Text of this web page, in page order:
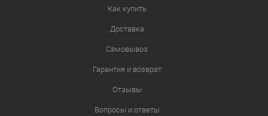
Как купить
Доставка
Самовывоз
Гарантия и возврат
Отзывы
Вопросы и ответы